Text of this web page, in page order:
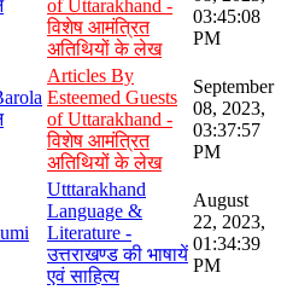
of Uttarakhand -
विशेष आमंत्रित
अतिथियों के लेख
03:45:08
PM
Articles By
Esteemed Guests
of Uttarakhand -
विशेष आमंत्रित
अतिथियों के लेख
September
08, 2023,
03:37:57
PM
Utttarakhand
Language &
Literature -
उत्तराखण्ड की भाषायें
एवं साहित्य
August
22, 2023,
01:34:39
PM